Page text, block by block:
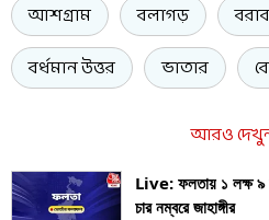
আশগ্রাম
বলাগড়
বর্ধমান উত্তর
ভাতার
আরও
Live: ফলতায় ১ লক্ষ ৯
চার নম্বরে জাহাঙ্গীর